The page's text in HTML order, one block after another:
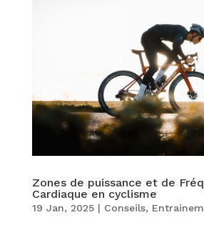
Zones de puissance et de
Cardiaque en cyclisme
19 Jan, 2025 | Conseils,